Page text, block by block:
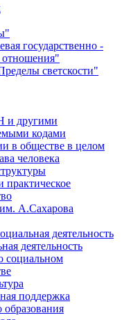
государственно -
отношения"
светскости"
и другими
кодами
в обществе в целом
человека
практическое
А.Сахарова
деятельность
деятельность
социальном
поддержка
образования